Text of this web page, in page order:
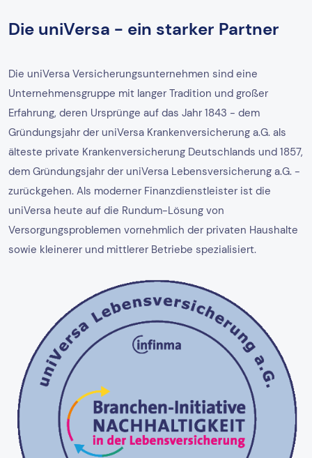
Die uniVersa - ein starker Partner
Die uniVersa Versicherungsunternehmen sind eine
Unternehmensgruppe mit langer Tradition und großer
Erfahrung, deren Ursprünge auf das Jahr 1843 - dem
Gründungsjahr der uniVersa Krankenversicherung a.G. als
älteste private Krankenversicherung Deutschlands und 1857,
dem Gründungsjahr der uniVersa Lebensversicherung a.G. -
zurückgehen. Als moderner Finanzdienstleister ist die
uniVersa heute auf die Rundum-Lösung von
Versorgungsproblemen vornehmlich der privaten Haushalte
sowie kleinerer und mittlerer Betriebe spezialisiert.